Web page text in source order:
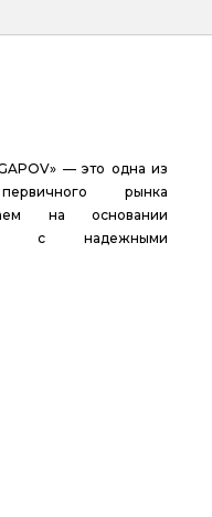
— это одна из
рынка
на основании
с надежными